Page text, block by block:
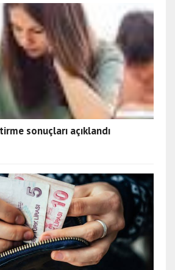
sonuçları açıklandı